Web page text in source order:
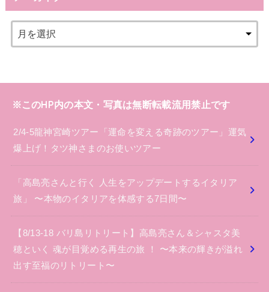
※このHP内の本文・写真は無断転載流用禁止です
2/4-5龍神宮崎ツアー「運命を変える奇跡のツアー」運気
爆上げ！タツ神さまのお使いツアー
「高島亮さんと行く 人生をアップデートするイタリア
旅」 〜本物のイタリアを体感する7日間〜
【8/13-18 バリ島リトリート】高島亮さん＆シャスタ美
穂といく 魂が目覚める再生の旅 ！ 〜本来の輝きが溢れ
出す至福のリトリート〜